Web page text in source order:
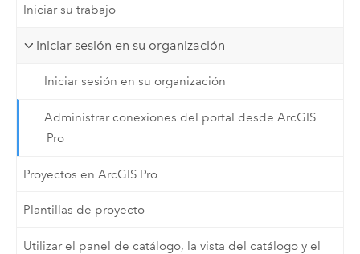
Iniciar su trabajo
Iniciar sesión en su organización
Iniciar sesión en su organización
Administrar conexiones del portal desde ArcGIS
Pro
Proyectos en ArcGIS Pro
Plantillas de proyecto
Utilizar el panel de catálogo, la vista del catálogo y el